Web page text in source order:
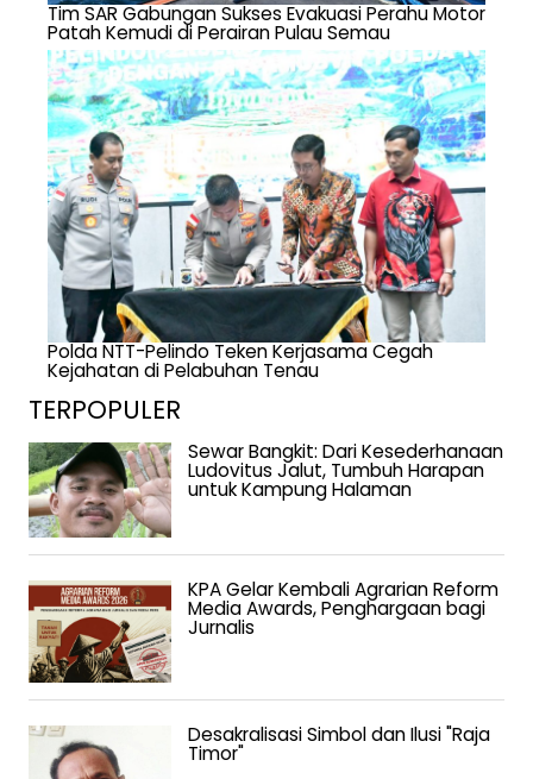
Tim SAR Gabungan Sukses Evakuasi Perahu Motor
Patah Kemudi di Perairan Pulau Semau
Polda NTT-Pelindo Teken Kerjasama Cegah
Kejahatan di Pelabuhan Tenau
TERPOPULER
Sewar Bangkit: Dari Kesederhanaan
Ludovitus Jalut, Tumbuh Harapan
untuk Kampung Halaman
KPA Gelar Kembali Agrarian Reform
Media Awards, Penghargaan bagi
Jurnalis
Desakralisasi Simbol dan Ilusi "Raja
Timor"